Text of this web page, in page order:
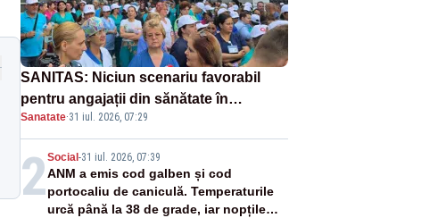
SANITAS: Niciun scenariu favorabil
pentru angajații din sănătate în
proiectul Legii salarizării
Sanatate·31 iul. 2026, 07:29
2Social-31 iul. 2026, 07:39
ANM a emis cod galben și cod
portocaliu de caniculă. Temperaturile
urcă până la 38 de grade, iar nopțile